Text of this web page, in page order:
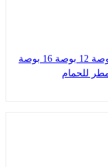
رأس دش دائري رفيع للغاية مقاس 8 بوصة 10 بوصة 12 بوصة 16 بوصة
للحمام